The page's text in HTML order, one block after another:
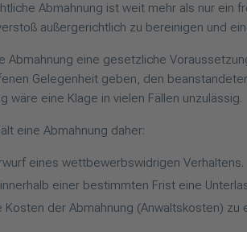
Abmahnung ist weit mehr als nur ein
außergerichtlich zu bereinigen und
Abmahnung eine gesetzliche
Gelegenheit geben, den
wäre eine Klage in vielen Fällen unzulässig.
eine Abmahnung daher:
eines wettbewerbswidrigen Verhaltens.
einer bestimmten Frist eine
Kosten der Abmahnung (Anwaltskosten) zu